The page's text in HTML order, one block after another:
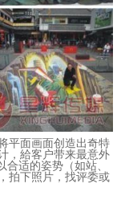
平面画面创造出奇特
，給客户带来最意外
适的姿势（如站、
拍下照片，找评委或